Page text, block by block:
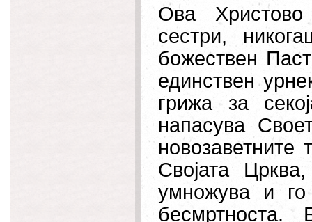
Ова
сестри,
божествен
единствен
грижа за
напасува
новозаветните
Својата
умножува и